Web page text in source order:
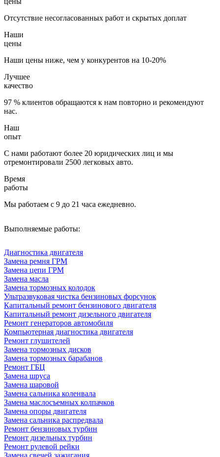
Отсутствие несогласованных работ и скрытых доплат
Наши
цены
Наши цены ниже, чем у конкурентов на 10-20%
Лучшее
качество
97 % клиентов обращаются к нам повторно и рекомендуют
нас.
Наш
опыт
С нами работают более 20 юридических лиц и мы
отремонтировали 2500 легковых авто.
Время
работы
Мы работаем с 9 до 21 часа ежедневно.
Выполняемые работы:
Диагностика двигателя
Замена ремня ГРМ
Замена цепи ГРМ
Замена масла
Замена тормозных колодок
Ультразвуковая чистка бензиновых форсунок
Капитальный ремонт бензинового двигателя
Капитальный ремонт дизельного двигателя
Ремонт генераторов автомобиля
Компьютерная диагностика двигателя
Ремонт глушителей
Замена тормозных дисков
Замена тормозных барабанов
Ремонт ГБЦ
Замена шруса
Замена шаровой
Замена сальника коленвала
Замена маслосъемных колпачков
Замена опоры двигателя
Замена сальника распредвала
Ремонт бензиновых турбин
Ремонт дизельных турбин
Ремонт рулевой рейки
Замена свечей зажигания